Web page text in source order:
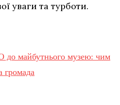
уваги та турботи.
до майбутнього музею: чим
громада